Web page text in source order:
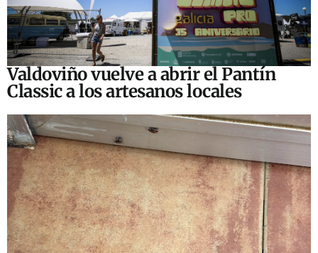
Valdoviño vuelve a abrir el Pantín
Classic a los artesanos locales